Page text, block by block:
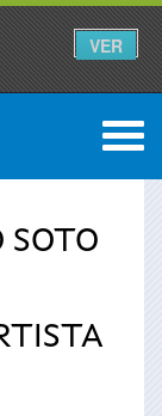
VER
0
SOTO